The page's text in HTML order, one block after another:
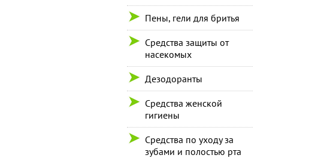
Пены, гели для бритья
Средства защиты от
насекомых
Дезодоранты
Средства женской
гигиены
Средства по уходу за
зубами и полостью рта